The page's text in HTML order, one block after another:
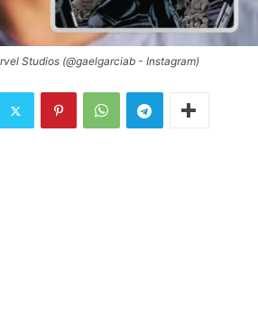
Studios (@gaelgarciab - Instagram)